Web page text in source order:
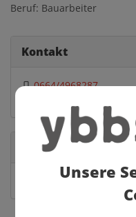
Beruf: Bauarbeiter
Kontakt
0664/4968287
Partei
Unsere